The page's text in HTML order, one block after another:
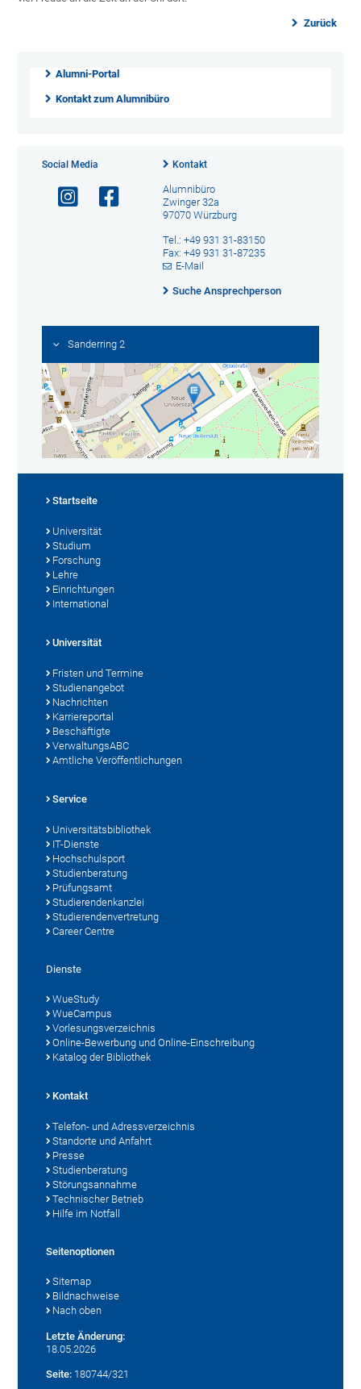
Zurück
Alumni-Portal
Kontakt zum Alumnibüro
Social Media Kontakt
Alumnibüro
Zwinger 32a
97070 Würzburg
Tel.: +49 931 31-83150
Fax: +49 931 31-87235
E-Mail
Suche Ansprechperson
Sanderring 2
Startseite
Universität
Studium
Forschung
Lehre
Einrichtungen
International
Universität
Fristen und Termine
Studienangebot
Nachrichten
Karriereportal
Beschäftigte
VerwaltungsABC
Amtliche Veröffentlichungen
Service
Universitätsbibliothek
IT-Dienste
Hochschulsport
Studienberatung
Prüfungsamt
Studierendenkanzlei
Studierendenvertretung
Career Centre
Dienste
WueStudy
WueCampus
Vorlesungsverzeichnis
Online-Bewerbung und Online-Einschreibung
Katalog der Bibliothek
Kontakt
Telefon- und Adressverzeichnis
Standorte und Anfahrt
Presse
Studienberatung
Störungsannahme
Technischer Betrieb
Hilfe im Notfall
Seitenoptionen
Sitemap
Bildnachweise
Nach oben
Letzte Änderung:
18.05.2026
Seite: 180744/321